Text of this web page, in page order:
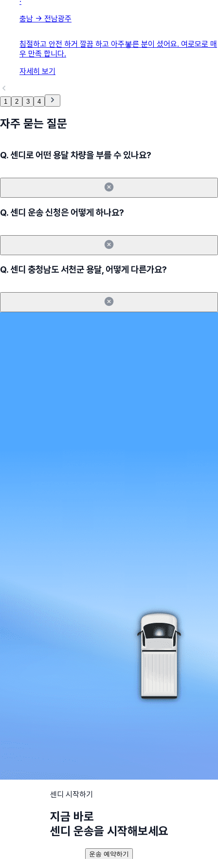
충남 → 전남광주
침절하고 안전 하거 깔끔 하고 아주봏른 분이 셨어요. 여로모로 매
우 만족 합니다.
자세히 보기
1 2 3 4
자주 묻는 질문
Q.센디로 어떤 용달 차량을 부를 수 있나요?
Q.센디 운송 신청은 어떻게 하나요?
Q.센디 충청남도 서천군 용달, 어떻게 다른가요?
센디 시작하기
지금 바로
센디 운송을 시작해보세요
운송 예약하기